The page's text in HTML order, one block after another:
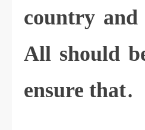
country
All should
ensure that.